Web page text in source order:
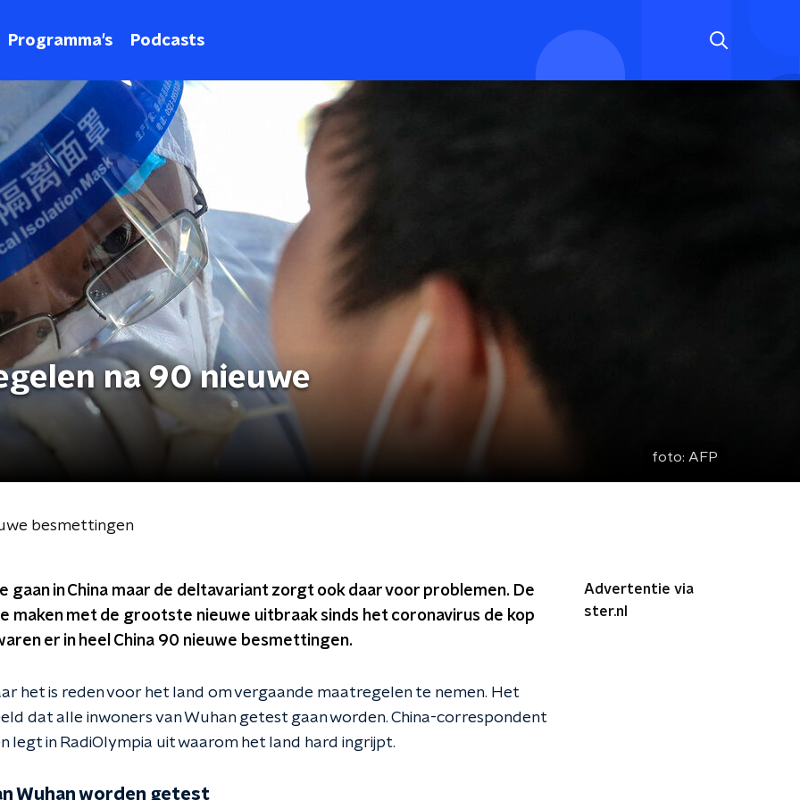
Programma's Podcasts
na 90 nieuwe
foto: AFP
besmettingen
gaan in China maar de deltavariant zorgt ook daar voor problemen. De
maken met de grootste nieuwe uitbraak sinds het coronavirus de kop
er in heel China 90 nieuwe besmettingen.
het is reden voor het land om vergaande maatregelen te nemen. Het
dat alle inwoners van Wuhan getest gaan worden. China-correspondent
legt in RadiOlympia uit waarom het land hard ingrijpt.
Wuhan worden getest
Advertentie via
ster.nl